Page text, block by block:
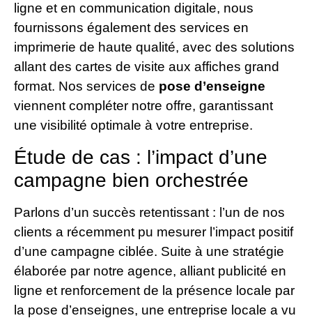
ligne et en communication digitale, nous
fournissons également des services en
imprimerie de haute qualité, avec des solutions
allant des cartes de visite aux affiches grand
format. Nos services de pose d’enseigne
viennent compléter notre offre, garantissant
une visibilité optimale à votre entreprise.
Étude de cas : l’impact d’une
campagne bien orchestrée
Parlons d’un succès retentissant : l’un de nos
clients a récemment pu mesurer l’impact positif
d’une campagne ciblée. Suite à une stratégie
élaborée par notre agence, alliant publicité en
ligne et renforcement de la présence locale par
la pose d’enseignes, une entreprise locale a vu